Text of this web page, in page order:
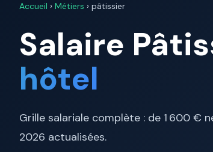
Accueil › Métiers › pâtissier
Salaire
hôtel
Grille salariale complète : de 1 600 €
2026 actualisées.